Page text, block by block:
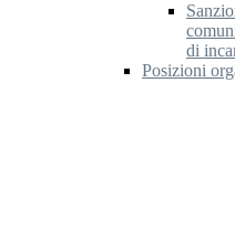
di
Posizioni